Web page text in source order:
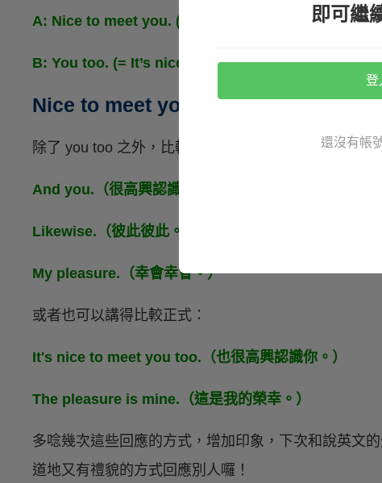
A: Nice to meet you. (= It’s nice to meet you.)（很高
B: You too. (= It’s nice to meet you too.)（也很高興
Nice to meet you! 還可以怎麼回？
除了 you too 之外，比較簡短的回答還有：
And you.（很高興認識你。）
Likewise.（彼此彼此。）
My pleasure.（幸會幸會。）
或者也可以講得比較正式：
It's nice to meet you too.（也很高興認識你。）
The pleasure is mine.（這是我的榮幸。）
多唸幾次這些回應的方式，增加印象，下次和說英文
道地又有禮貌的方式回應別人囉！
即可繼
登
還沒有帳